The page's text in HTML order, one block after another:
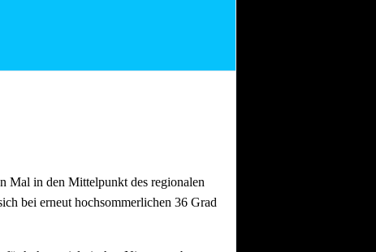
Mal in den Mittelpunkt des regionalen
bei erneut hochsommerlichen 36 Grad